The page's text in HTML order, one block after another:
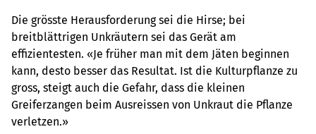
Die grösste Herausforderung sei die Hirse; bei
breitblättrigen Unkräutern sei das Gerät am
effizientesten. «Je früher man mit dem Jäten beginnen
kann, desto besser das Resultat. Ist die Kulturpflanze zu
gross, steigt auch die Gefahr, dass die kleinen
Greiferzangen beim Ausreissen von Unkraut die Pflanze
verletzen.»